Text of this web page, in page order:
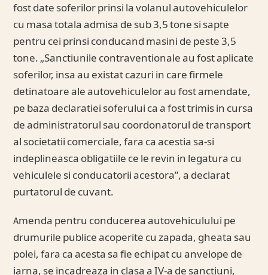
fost date soferilor prinsi la volanul autovehiculelor
cu masa totala admisa de sub 3,5 tone si sapte
pentru cei prinsi conducand masini de peste 3,5
tone. „Sanctiunile contraventionale au fost aplicate
soferilor, insa au existat cazuri in care firmele
detinatoare ale autovehiculelor au fost amendate,
pe baza declaratiei soferului ca a fost trimis in cursa
de administratorul sau coordonatorul de transport
al societatii comerciale, fara ca acestia sa-si
indeplineasca obligatiile ce le revin in legatura cu
vehiculele si conducatorii acestora”, a declarat
purtatorul de cuvant.
Amenda pentru conducerea autovehiculului pe
drumurile publice acoperite cu zapada, gheata sau
polei, fara ca acesta sa fie echipat cu anvelope de
iarna, se incadreaza in clasa a IV-a de sanctiuni,